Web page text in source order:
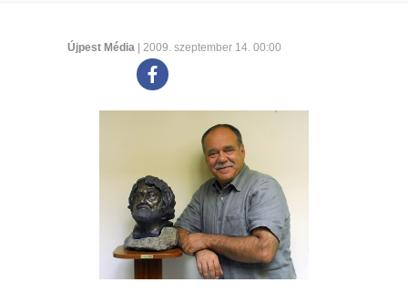
Újpest Média | 2009. szeptember 14. 00:00